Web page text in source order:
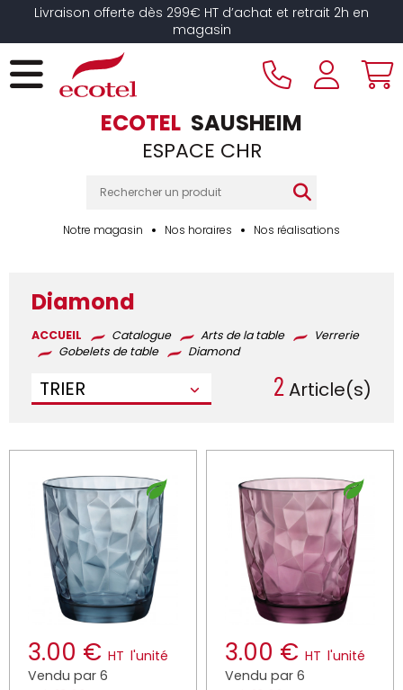
Livraison offerte dès 299€ HT d’achat et retrait 2h en
magasin
ECOTEL SAUSHEIM
ESPACE CHR
Notre magasin Nos horaires Nos réalisations
Diamond
ACCUEIL Catalogue Arts de la table
Verrerie
Gobelets de table
Diamond
TRIER 2Article(s)
3.00 € HT l'unité
Vendu par 6
3.00 € HT l'unité
Vendu par 6
Panneau de gestion des cookies